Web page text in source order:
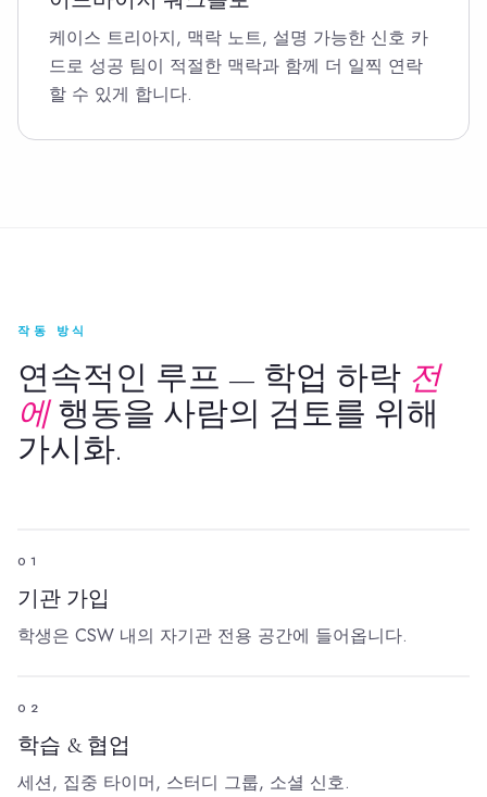
케이스 트리아지, 맥락 노트, 설명 가능한 신호 카
드로 성공 팀이 적절한 맥락과 함께 더 일찍 연락
할 수 있게 합니다.
작동 방식
연속적인 루프 — 학업 하락 전
에행동을 사람의 검토를 위해
가시화.
01
기관 가입
학생은 CSW 내의 자기관 전용 공간에 들어옵니다.
02
학습 & 협업
세션, 집중 타이머, 스터디 그룹, 소셜 신호.